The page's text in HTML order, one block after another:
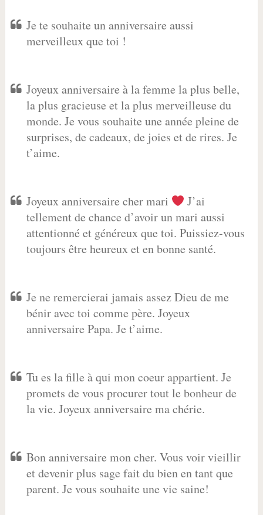
Je te souhaite un anniversaire aussi
merveilleux que toi !
Joyeux anniversaire à la femme la plus belle,
la plus gracieuse et la plus merveilleuse du
monde. Je vous souhaite une année pleine de
surprises, de cadeaux, de joies et de rires. Je
t’aime.
Joyeux anniversaire cher mari
J’ai
tellement de chance d’avoir un mari aussi
attentionné et généreux que toi. Puissiez-vous
toujours être heureux et en bonne santé.
Je ne remercierai jamais assez Dieu de me
bénir avec toi comme père. Joyeux
anniversaire Papa. Je t’aime.
Tu es la fille à qui mon coeur appartient. Je
promets de vous procurer tout le bonheur de
la vie. Joyeux anniversaire ma chérie.
Bon anniversaire mon cher. Vous voir vieillir
et devenir plus sage fait du bien en tant que
parent. Je vous souhaite une vie saine!